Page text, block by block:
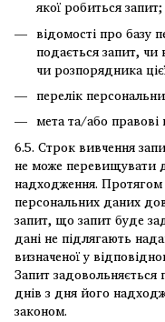
якої робиться запит;
відомості про базу
подається запит, чи
чи розпорядника
перелік
мета та/або правові
6.5. Строк вивчення
не може перевищувати
надходження.
персональних даних
запит, що запит буде
дані не підлягають
визначеної у
Запит
днів з дня його
законом.